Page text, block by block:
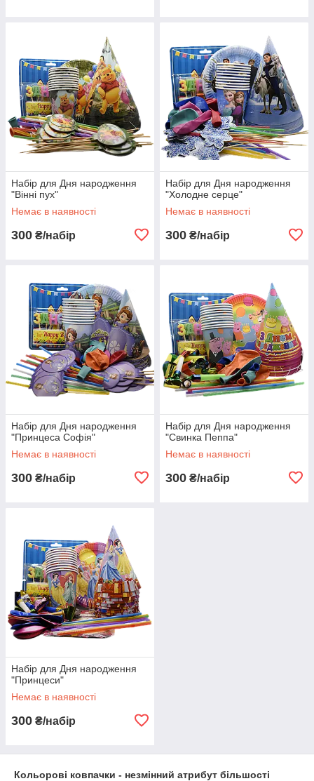
Набір для Дня народження
"Вінні пух"
Немає в наявності
300 ₴/набір
Набір для Дня народження
"Холодне серце"
Немає в наявності
300 ₴/набір
Набір для Дня народження
"Принцеса Софія"
Немає в наявності
300 ₴/набір
Набір для Дня народження
"Свинка Пеппа"
Немає в наявності
300 ₴/набір
Набір для Дня народження
"Принцеси"
Немає в наявності
300 ₴/набір
Кольорові ковпачки - незмінний атрибут більшості